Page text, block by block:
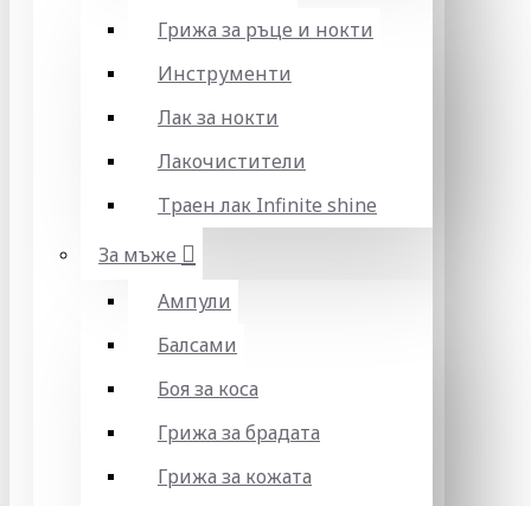
Грижа за ръце и нокти
Инструменти
Лак за нокти
Лакочистители
Траен лак Infinite shine
За мъже
Ампули
Балсами
Боя за коса
Грижа за брадата
Грижа за кожата